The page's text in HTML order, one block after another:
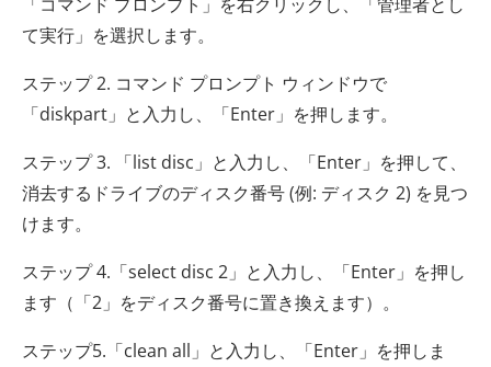
て実行」を選択します。
ステップ 2. コマンド プロンプト ウィンドウで
「diskpart」と入力し、「Enter」を押します。
ステップ 3. 「list disc」と入力し、「Enter」を押して、
消去するドライブのディスク番号 (例: ディスク 2) を見つ
けます。
ステップ 4.「select disc 2」と入力し、「Enter」を押し
ます（「2」をディスク番号に置き換えます）。
ステップ5.「clean all」と入力し、「Enter」を押しま